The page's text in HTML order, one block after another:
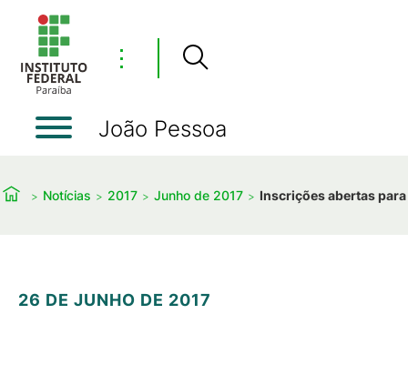
⋮
João Pessoa
Notícias 2017 Junho de 2017 Inscrições abertas
26 DE JUNHO DE 2017